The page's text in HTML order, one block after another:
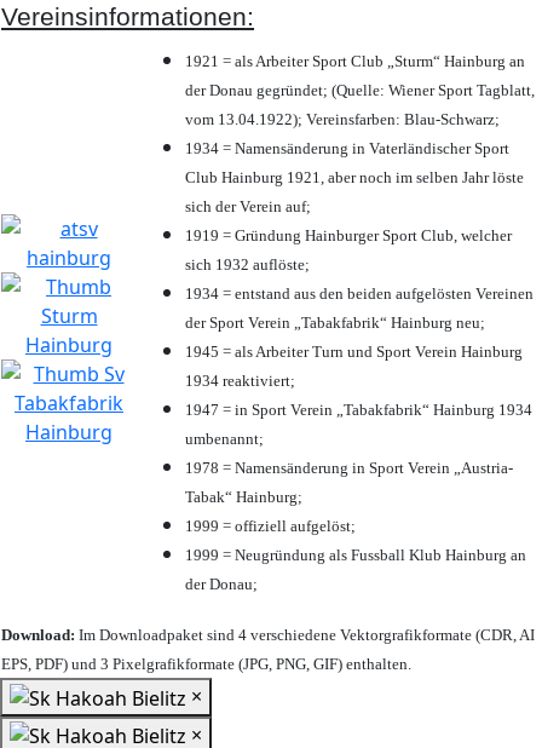
Vereinsinformationen:
1921 = als Arbeiter Sport Club „Sturm“ Hainburg an
der Donau gegründet; (Quelle: Wiener Sport Tagblatt,
vom 13.04.1922); Vereinsfarben: Blau-Schwarz;
1934 = Namensänderung in Vaterländischer Sport
Club Hainburg 1921, aber noch im selben Jahr löste
sich der Verein auf;
1919 = Gründung Hainburger Sport Club, welcher
sich 1932 auflöste;
1934 = entstand aus den beiden aufgelösten Vereinen
der Sport Verein „Tabakfabrik“ Hainburg neu;
1945 = als Arbeiter Turn und Sport Verein Hainburg
1934 reaktiviert;
1947 = in Sport Verein „Tabakfabrik“ Hainburg 1934
umbenannt;
1978 = Namensänderung in Sport Verein „Austria-
Tabak“ Hainburg;
1999 = offiziell aufgelöst;
1999 = Neugründung als Fussball Klub Hainburg an
der Donau;
Download: Im Downloadpaket sind 4 verschiedene Vektorgrafikformate (CDR, AI
EPS, PDF) und 3 Pixelgrafikformate (JPG, PNG, GIF) enthalten.
×
×